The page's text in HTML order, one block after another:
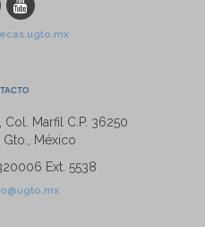
Col. Marfil C.P. 36250
Gto., México
Ext. 5538